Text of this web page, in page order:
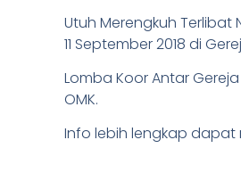
Utuh Merengkuh
11 September 2018 di
Lomba Koor Antar
OMK.
Info lebih lengkap dapat